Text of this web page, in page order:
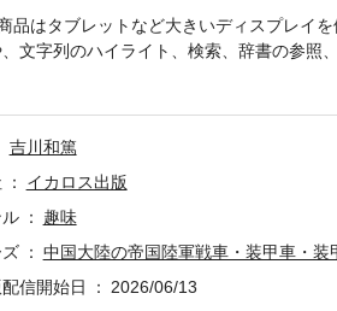
品はタブレットなど大きいディスプレイ
、文字列のハイライト、検索、辞書の参照
大正6年（1917年）に始まったシベリア出
ととなる。本書では、中国大陸で運用さ
列車さらには偵察気球について種類別に
吉川和篤
イカロス出版
趣味
中国大陸の帝国陸軍戦車・装甲⾞・装
信開始日
2026/06/13